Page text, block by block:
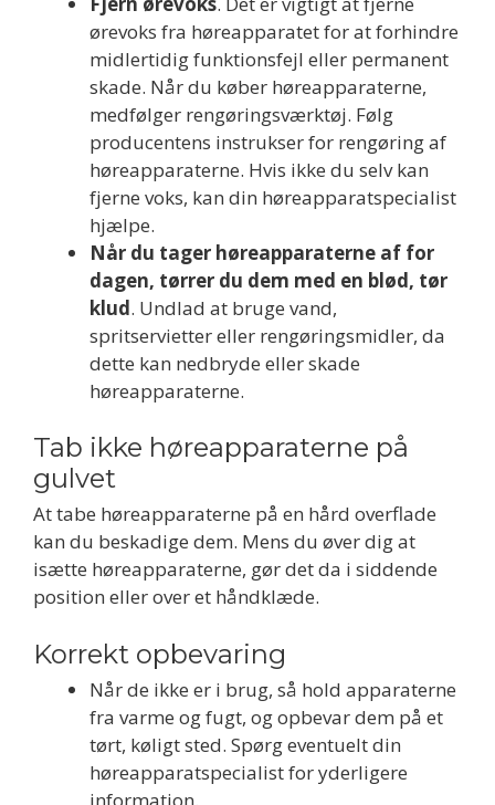
ørevoks fra høreapparatet for at forhindre
midlertidig funktionsfejl eller permanent
skade. Når du køber høreapparaterne,
medfølger rengøringsværktøj. Følg
producentens instrukser for rengøring af
høreapparaterne. Hvis ikke du selv kan
fjerne voks, kan din høreapparatspecialist
hjælpe.
Når du tager høreapparaterne af for
dagen, tørrer du dem med en blød, tør
klud. Undlad at bruge vand,
spritservietter eller rengøringsmidler, da
dette kan nedbryde eller skade
høreapparaterne.
Tab ikke høreapparaterne på
gulvet
At tabe høreapparaterne på en hård overflade
kan du beskadige dem. Mens du øver dig at
isætte høreapparaterne, gør det da i siddende
position eller over et håndklæde.
Korrekt opbevaring
Når de ikke er i brug, så hold apparaterne
fra varme og fugt, og opbevar dem på et
tørt, køligt sted. Spørg eventuelt din
høreapparatspecialist for yderligere
information.